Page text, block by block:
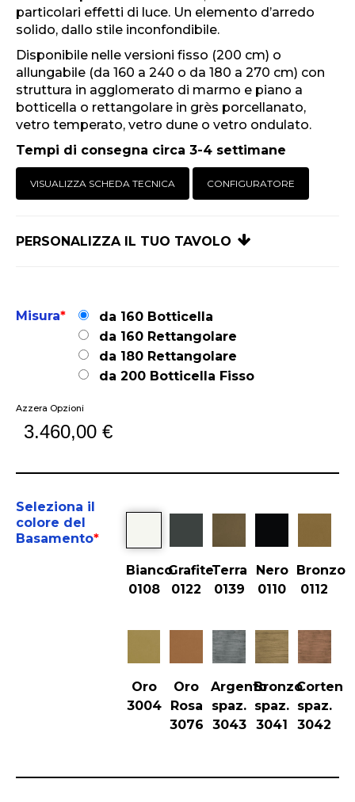
particolari effetti di luce. Un elemento d’arredo
solido, dallo stile inconfondibile.
Disponibile nelle versioni fisso (200 cm) o
allungabile (da 160 a 240 o da 180 a 270 cm) con
struttura in agglomerato di marmo e piano a
botticella o rettangolare in grès porcellanato,
vetro temperato, vetro dune o vetro ondulato.
Tempi di consegna circa 3-4 settimane
VISUALIZZA SCHEDA TECNICA CONFIGURATORE
PERSONALIZZA IL TUO TAVOLO
Misura*
da 160 Botticella
da 160 Rettangolare
da 180 Rettangolare
da 200 Botticella Fisso
Azzera Opzioni
3.460,00 €
Seleziona il
colore del
Basamento*
Bianco
0108
Grafite
0122
Terra
0139
Nero
0110
Bronzo
0112
Oro
3004
Oro
Rosa
3076
Argento
spaz.
3043
Bronzo
spaz.
3041
Corten
spaz.
3042